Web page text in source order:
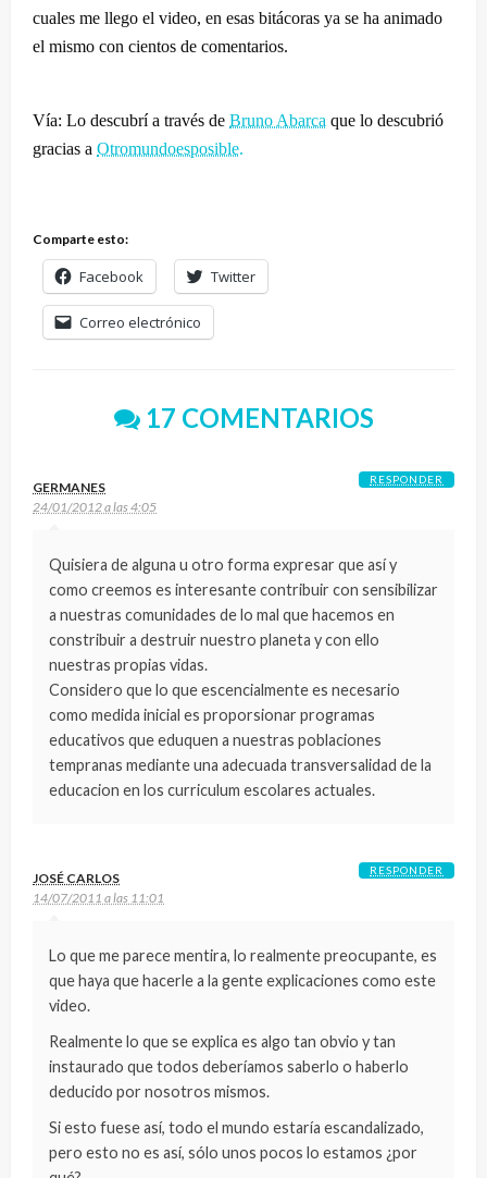
cuales me llego el video, en esas bitácoras ya se ha animado
el mismo con cientos de comentarios.
Vía: Lo descubrí a través de Bruno Abarca que lo descubrió
gracias a Otromundoesposible.
Comparte esto:
Facebook Twitter
Correo electrónico
17 COMENTARIOS
GERMANES
24/01/2012 a las 4:05
Quisiera de alguna u otro forma expresar que así y
como creemos es interesante contribuir con sensibilizar
a nuestras comunidades de lo mal que hacemos en
constribuir a destruir nuestro planeta y con ello
nuestras propias vidas.
Considero que lo que escencialmente es necesario
como medida inicial es proporsionar programas
educativos que eduquen a nuestras poblaciones
tempranas mediante una adecuada transversalidad de la
educacion en los curriculum escolares actuales.
RESPONDER
JOSÉ CARLOS
14/07/2011 a las 11:01
Lo que me parece mentira, lo realmente preocupante, es
que haya que hacerle a la gente explicaciones como este
video.
Realmente lo que se explica es algo tan obvio y tan
instaurado que todos deberíamos saberlo o haberlo
deducido por nosotros mismos.
Si esto fuese así, todo el mundo estaría escandalizado,
pero esto no es así, sólo unos pocos lo estamos ¿por
RESPONDER